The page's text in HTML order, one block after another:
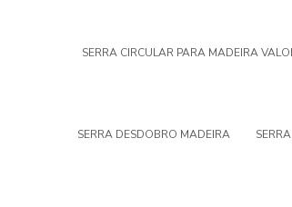
SERRA CIRCULAR PARA MADEIRA
SERRA DESDOBRO MADEIRA